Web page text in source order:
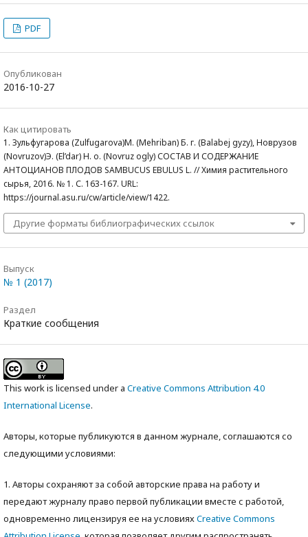
PDF
Опубликован
2016-10-27
Как цитировать
1. Зульфугарова (Zulfugarova)М. (Mehriban) Б. г. (Balabej gyzy), Новрузов
(Novruzov)Э. (El’dar) Н. о. (Novruz ogly) СОСТАВ И СОДЕРЖАНИЕ
АНТОЦИАНОВ ПЛОДОВ SAMBUCUS EBULUS L. // Химия растительного
сырья, 2016. № 1. С. 163-167. URL:
https://journal.asu.ru/cw/article/view/1422.
Другие форматы библиографических ссылок
Выпуск
№ 1 (2017)
Раздел
Краткие сообщения
This work is licensed under a Creative Commons Attribution 4.0
International License.
Авторы, которые публикуются в данном журнале, соглашаются со
следующими условиями:
1. Авторы сохраняют за собой авторские права на работу и
передают журналу право первой публикации вместе с работой,
одновременно лицензируя ее на условияхCreative Commons